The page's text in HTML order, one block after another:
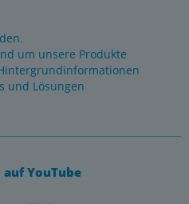
um unsere Produkte
und Lösungen
YouTube